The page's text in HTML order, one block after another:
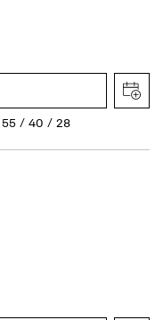
55 40 28